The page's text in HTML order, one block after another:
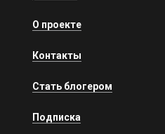
О проекте
Контакты
Стать блогером
Подписка